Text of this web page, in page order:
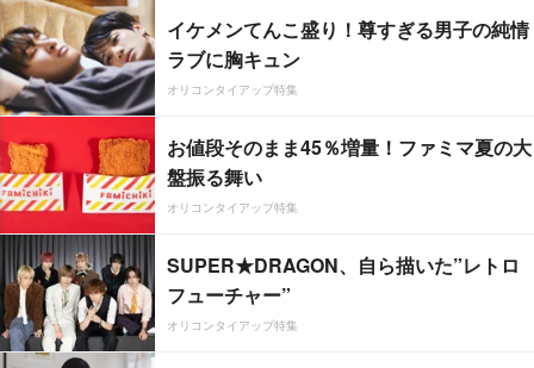
イケメンてんこ盛り！尊すぎる男子の純情
ラブに胸キュン
オリコンタイアップ特集
お値段そのまま45％増量！ファミマ夏の大
盤振る舞い
オリコンタイアップ特集
SUPER★DRAGON、自ら描いた”レトロ
フューチャー”
オリコンタイアップ特集